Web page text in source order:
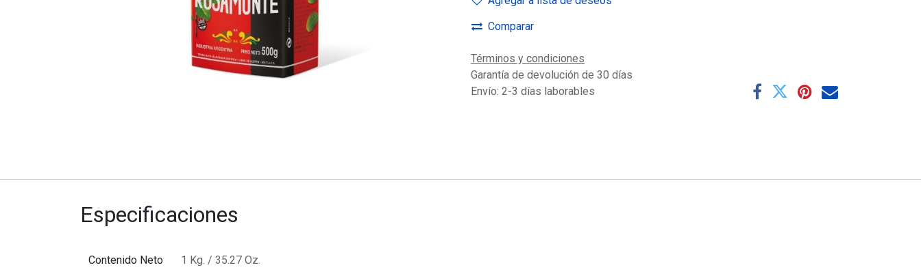
Comparar
Términos y condiciones
Garantía de devolución de 30 días
Envío: 2-3 días laborables
Especificaciones
Contenido Neto 1 Kg. / 35.27 Oz.